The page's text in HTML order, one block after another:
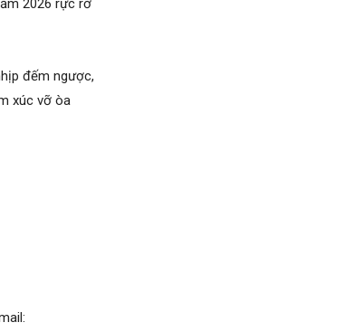
2026 rực rỡ
đếm ngược,
xúc vỡ òa